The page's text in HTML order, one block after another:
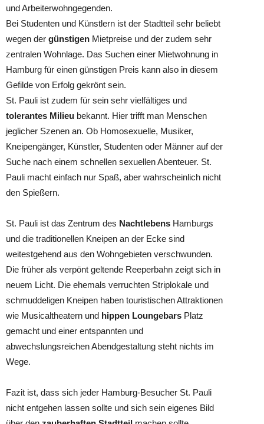
und Arbeiterwohngegenden.
Bei Studenten und Künstlern ist der Stadtteil sehr beliebt
wegen der günstigen Mietpreise und der zudem sehr
zentralen Wohnlage. Das Suchen einer Mietwohnung in
Hamburg für einen günstigen Preis kann also in diesem
Gefilde von Erfolg gekrönt sein.
St. Pauli ist zudem für sein sehr vielfältiges und
tolerantes Milieu bekannt. Hier trifft man Menschen
jeglicher Szenen an. Ob Homosexuelle, Musiker,
Kneipengänger, Künstler, Studenten oder Männer auf der
Suche nach einem schnellen sexuellen Abenteuer. St.
Pauli macht einfach nur Spaß, aber wahrscheinlich nicht
den Spießern.
St. Pauli ist das Zentrum des Nachtlebens Hamburgs
und die traditionellen Kneipen an der Ecke sind
weitestgehend aus den Wohngebieten verschwunden.
Die früher als verpönt geltende Reeperbahn zeigt sich in
neuem Licht. Die ehemals verruchten Striplokale und
schmuddeligen Kneipen haben touristischen Attraktionen
wie Musicaltheatern und hippen Loungebars Platz
gemacht und einer entspannten und
abwechslungsreichen Abendgestaltung steht nichts im
Wege.
Fazit ist, dass sich jeder Hamburg-Besucher St. Pauli
nicht entgehen lassen sollte und sich sein eigenes Bild